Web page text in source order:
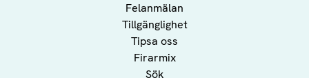
Felanmälan
Tillgänglighet
Tipsa oss
Firarmix
Sök